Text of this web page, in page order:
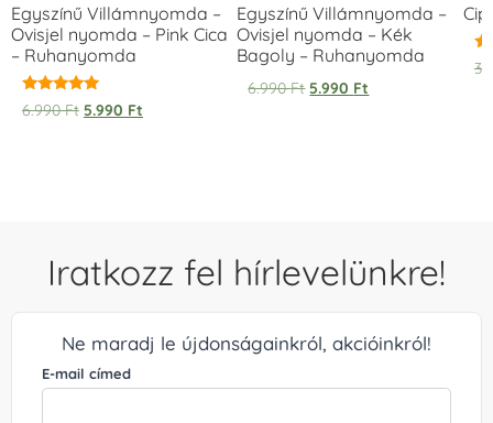
Egyszínű Villámnyomda –
Ovisjel nyomda – Pink Cica
– Ruhanyomda
Értékelés:
5.00
6.990Ft 5.990 Ft
Egyszínű Villámnyomda –
Ovisjel nyomda – Kék
Bagoly – Ruhanyomda
6.990Ft 5.990 Ft
Iratkozz fel hírlevelünkre!
Ne maradj le újdonságainkról, akcióinkról!
E-mail címed